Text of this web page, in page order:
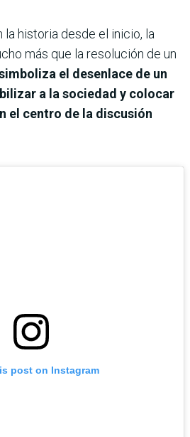
la historia desde el inicio, la
más que la resolución de un
el desenlace de un
a la sociedad y colocar
el centro de la discusión
post on Instagram